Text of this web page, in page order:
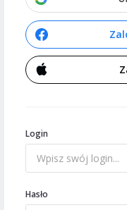
Login
Hasło